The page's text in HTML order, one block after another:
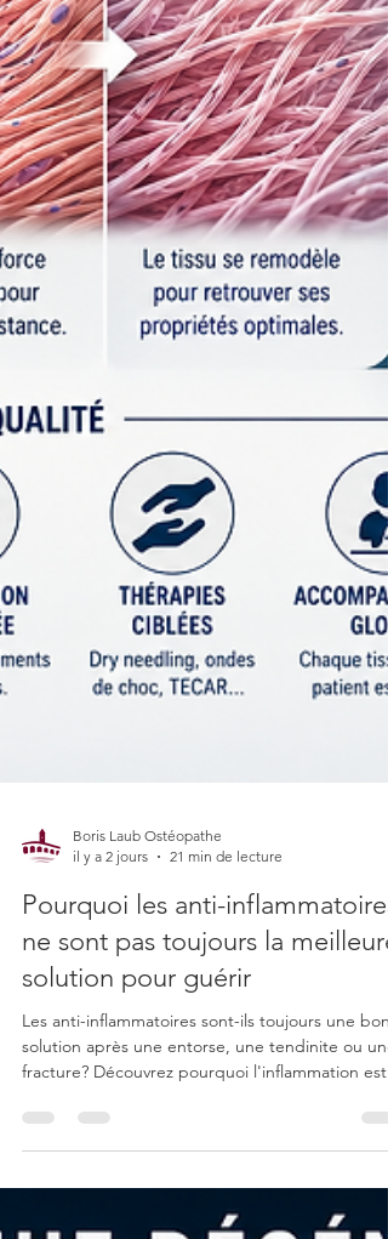
Boris Laub Ostéopathe
il y a 2 jours
21 min de lecture
Pourquoi les anti-inflammatoires
ne sont pas toujours la meilleure
solution pour guérir
Les anti-inflammatoires sont-ils toujours une
fracture? Découvrez pourquoi l'inflammation est
une étape essentielle de la réparation des tissus,
cicatrisation. Une approche fondée sur les